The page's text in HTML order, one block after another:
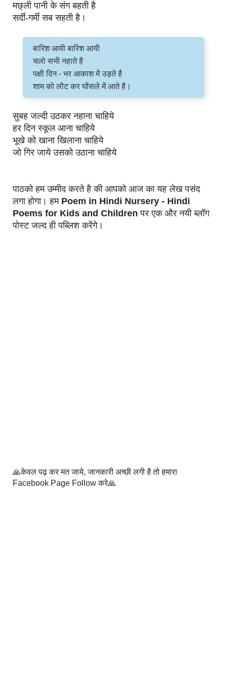
मछ्ली पानी के संग बहती है
सर्दी-गर्मी सब सहती है।
बारिश आयी बारिश आयी
चलो सभी नहाते है
पक्षी दिन - भर आकाश में उड़ते है
शाम को लौट कर घोंसले में आते है।
सुबह जल्दी उठकर नहाना चाहिये
हर दिन स्कूल आना चाहिये
भूखे को खाना खिलाना चाहिये
जो गिर जाये उसको उठाना चाहिये
पाठको हम उम्मीद करते है की आपको आज का यह लेख पसंद
लगा होगा। हम Poem in Hindi Nursery - Hindi
Poems for Kids and Children पर एक और नयी ब्लॉग
पोस्ट जल्द ही पब्लिश करेंगे।
🙏केवल पढ़ कर मत जाये, जानकारी अच्छी लगी है तो हमारा
Facebook Page Follow करे🙏